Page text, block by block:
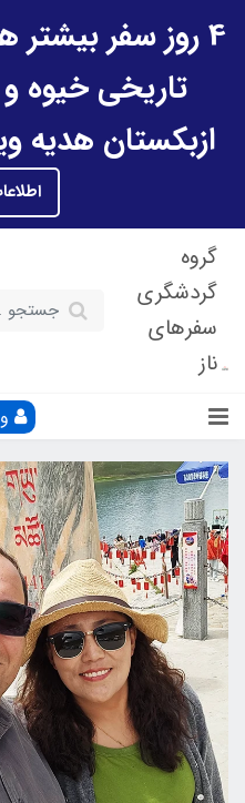
4 روز سفر بیشتر
تاریخی خیوه
ازبکستان هدیه
گروه
گردشگری
سفرهای
ناز